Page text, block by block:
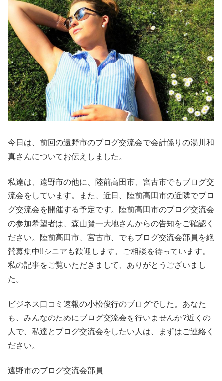
今日は、前回の遠野市のブログ交流会で会計係りの湯川和
真さんについてお伝えしました。
私達は、遠野市の他に、陸前高田市、宮古市でもブログ交
流会をしています。また、近日、陸前高田市の近隣でブロ
グ交流会を開催する予定です。陸前高田市のブログ交流会
の参加希望者は、森山賢一大地さんからの告知をご確認く
ださい。陸前高田市、宮古市、でもブログ交流会部員を絶
賛募集中!!シニアも歓迎します。ご相談を待っています。
私の記事をご覧いただきまして、ありがとうございまし
た。
ビジネス口コミ速報の小松俊行のブログでした。あなた
も、みんなのためにブログ交流会を行いませんか?近くの
人で、私達とブログ交流会をしたい人は、まずはご連絡く
ださい。
遠野市のブログ交流会部員